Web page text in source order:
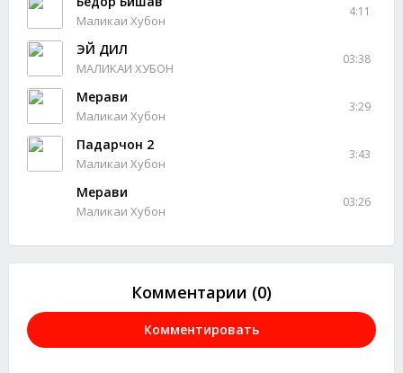
Маликаи Хубон
4:11
ЭЙ ДИЛ
МАЛИКАИ ХУБОН
03:38
Мерави
Маликаи Хубон
3:29
Падарчон 2
Маликаи Хубон
3:43
Мерави
Маликаи Хубон
03:26
Комментарии (0)
Комментировать